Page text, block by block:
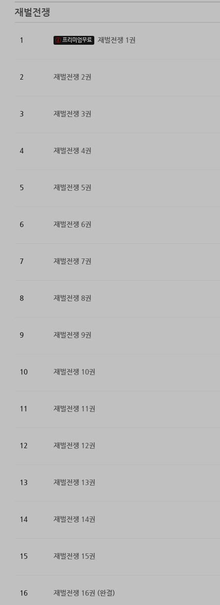
재벌전쟁
1 프리미엄무료 재벌전쟁 1권
2 재벌전쟁 2권
3 재벌전쟁 3권
4 재벌전쟁 4권
5 재벌전쟁 5권
6 재벌전쟁 6권
7 재벌전쟁 7권
8 재벌전쟁 8권
9 재벌전쟁 9권
10 재벌전쟁 10권
11 재벌전쟁 11권
12 재벌전쟁 12권
13 재벌전쟁 13권
14 재벌전쟁 14권
15 재벌전쟁 15권
16 재벌전쟁 16권 (완결)